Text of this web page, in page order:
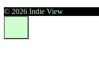
© 2026 Indie View